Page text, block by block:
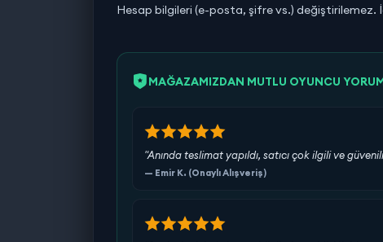
Hesap bilgileri (e-posta, şifre vs.) değiştirilemez.
MAĞAZAMIZDAN MUTLU OYUNCU
"Anında teslimat yapıldı, satıcı çok ilgili ve
— Emir K. (Onaylı Alışveriş)